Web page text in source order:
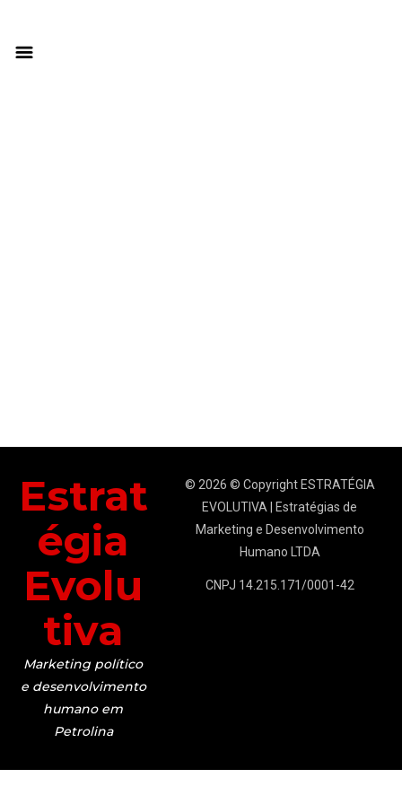
Estrat
égia
Evolu
tiva
Marketing político
e desenvolvimento
humano em
Petrolina
© 2026 © Copyright ESTRATÉGIA
EVOLUTIVA | Estratégias de
Marketing e Desenvolvimento
Humano LTDA
CNPJ 14.215.171/0001-42